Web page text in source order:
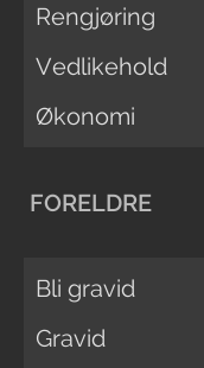
Rengjøring
Vedlikehold
Økonomi
FORELDRE
Bli gravid
Gravid